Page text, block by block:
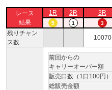
レース
結果
1R 2R 3R
5 1 3
残りチャン
ス数
10070
前回からの
キャリーオーバー額
販売口数（1口100円）
総販売金額